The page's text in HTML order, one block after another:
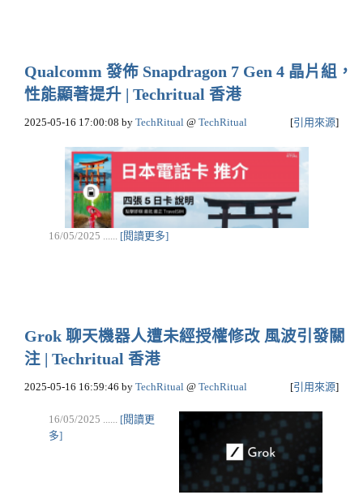
Qualcomm 發佈 Snapdragon 7 Gen 4 晶片組，
性能顯著提升 | Techritual 香港
2025-05-16 17:00:08 by TechRitual @ TechRitual [引用來源]
16/05/2025 ...... [閱讀更多]
Grok 聊天機器人遭未經授權修改 風波引發關
注 | Techritual 香港
2025-05-16 16:59:46 by TechRitual @ TechRitual [引用來源]
16/05/2025 ...... [閱讀更
多]